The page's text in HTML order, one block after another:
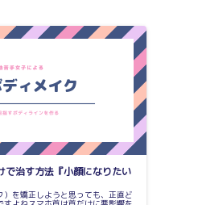
で治す方法『小顔になりたい
）を矯正しようと思っても、正直ど